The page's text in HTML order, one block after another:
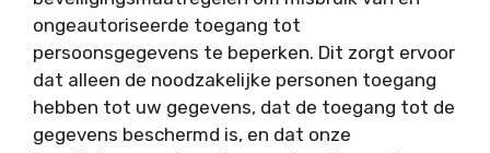
ongeautoriseerde toegang tot
persoonsgegevens te beperken. Dit zorgt ervoor
dat alleen de noodzakelijke personen toegang
hebben tot uw gegevens, dat de toegang tot de
gegevens beschermd is, en dat onze